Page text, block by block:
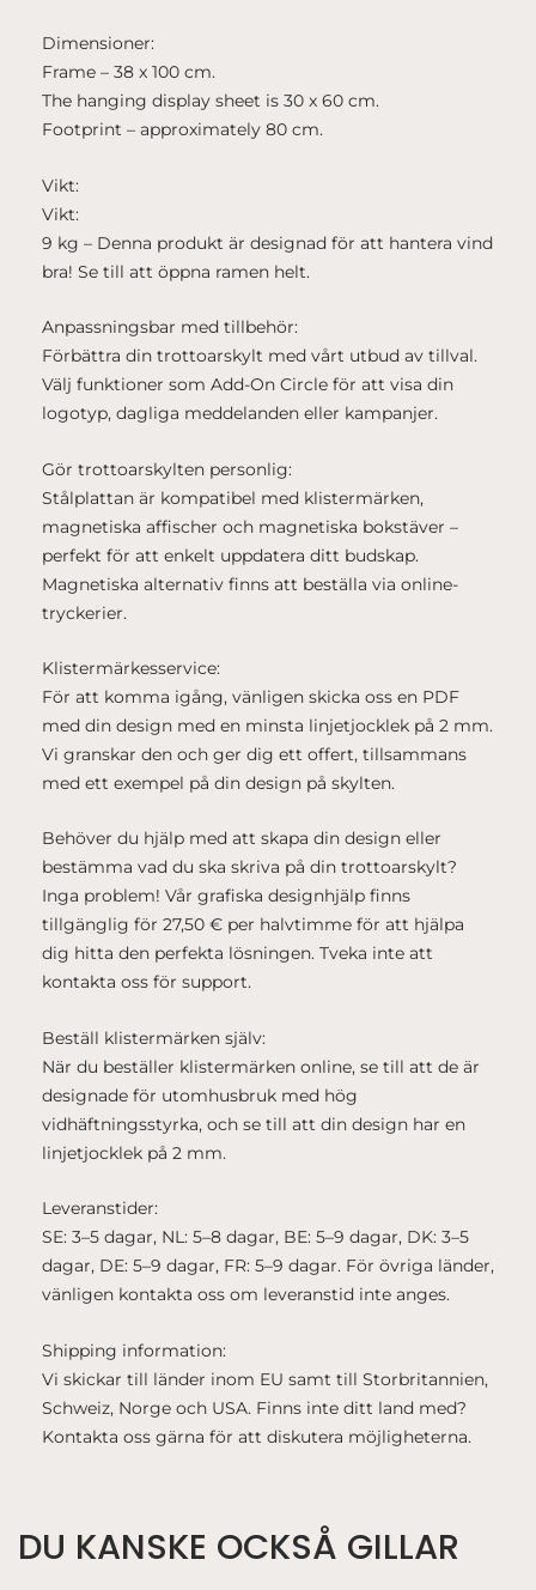
Dimensioner:
Frame – 38 x 100 cm.
The hanging display sheet is 30 x 60 cm.
Footprint – approximately 80 cm.
Vikt:
Vikt:
9 kg – Denna produkt är designad för att hantera vind
bra! Se till att öppna ramen helt.
Anpassningsbar med tillbehör:
Förbättra din trottoarskylt med vårt utbud av tillval.
Välj funktioner som Add-On Circle för att visa din
logotyp, dagliga meddelanden eller kampanjer.
Gör trottoarskylten personlig:
Stålplattan är kompatibel med klistermärken,
magnetiska affischer och magnetiska bokstäver –
perfekt för att enkelt uppdatera ditt budskap.
Magnetiska alternativ finns att beställa via online-
tryckerier.
Klistermärkesservice:
För att komma igång, vänligen skicka oss en PDF
med din design med en minsta linjetjocklek på 2 mm.
Vi granskar den och ger dig ett offert, tillsammans
med ett exempel på din design på skylten.
Behöver du hjälp med att skapa din design eller
bestämma vad du ska skriva på din trottoarskylt?
Inga problem! Vår grafiska designhjälp finns
tillgänglig för 27,50 € per halvtimme för att hjälpa
dig hitta den perfekta lösningen. Tveka inte att
kontakta oss för support.
Beställ klistermärken själv:
När du beställer klistermärken online, se till att de är
designade för utomhusbruk med hög
vidhäftningsstyrka, och se till att din design har en
linjetjocklek på 2 mm.
Leveranstider:
SE: 3–5 dagar, NL: 5–8 dagar, BE: 5–9 dagar, DK: 3–5
dagar, DE: 5–9 dagar, FR: 5–9 dagar. För övriga länder,
vänligen kontakta oss om leveranstid inte anges.
Shipping information:
Vi skickar till länder inom EU samt till Storbritannien,
Schweiz, Norge och USA. Finns inte ditt land med?
Kontakta oss gärna för att diskutera möjligheterna.
DU KANSKE OCKSÅ GILLAR